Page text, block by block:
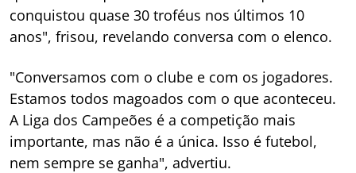
conquistou quase 30 troféus nos últimos 10
anos", frisou, revelando conversa com o elenco.
"Conversamos com o clube e com os jogadores.
Estamos todos magoados com o que aconteceu.
A Liga dos Campeões é a competição mais
importante, mas não é a única. Isso é futebol,
nem sempre se ganha", advertiu.